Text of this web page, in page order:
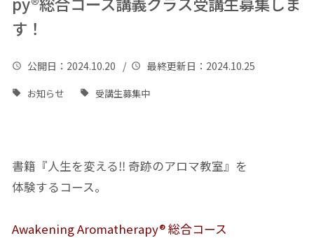
す！
公開日 ：2024.10.20 / 最終更新日 ：2024.10.25
お知らせ 受講生募集中
書籍『人生を変える‼ 奇跡のアロマ教室』を
体験するコース。
Awakening Aromatherapy® 総合コース